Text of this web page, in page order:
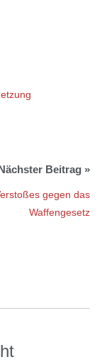
gegen das
Waffengesetz